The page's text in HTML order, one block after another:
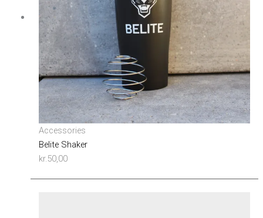
Accessories
Belite Shaker
kr.50,00